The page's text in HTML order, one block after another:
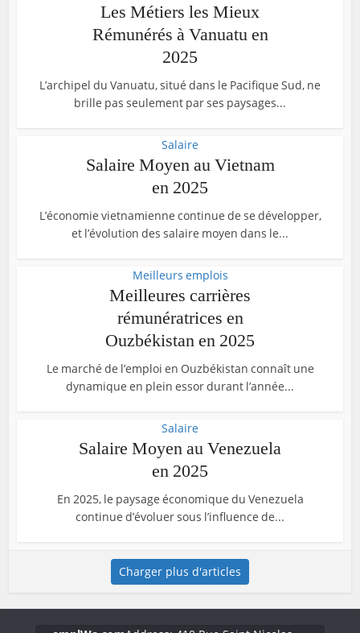
Les Métiers les Mieux
Rémunérés à Vanuatu en
2025
L’archipel du Vanuatu, situé dans le Pacifique Sud, ne
brille pas seulement par ses paysages...
Salaire
Salaire Moyen au Vietnam
en 2025
L’économie vietnamienne continue de se développer,
et l’évolution des salaire moyen dans le...
Meilleurs emplois
Meilleures carrières
rémunératrices en
Ouzbékistan en 2025
Le marché de l’emploi en Ouzbékistan connaît une
dynamique en plein essor durant l’année...
Salaire
Salaire Moyen au Venezuela
en 2025
En 2025, le paysage économique du Venezuela
continue d’évoluer sous l’influence de...
Charger plus d'articles